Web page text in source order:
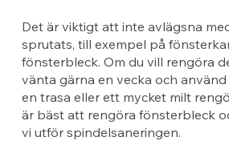
Det är viktigt att inte avlägsna
sprutats, till exempel på
fönsterbleck. Om du vill rengöra
vänta gärna en vecka och
en trasa eller ett mycket milt
är bäst att rengöra fönsterbleck
vi utför spindelsaneringen.